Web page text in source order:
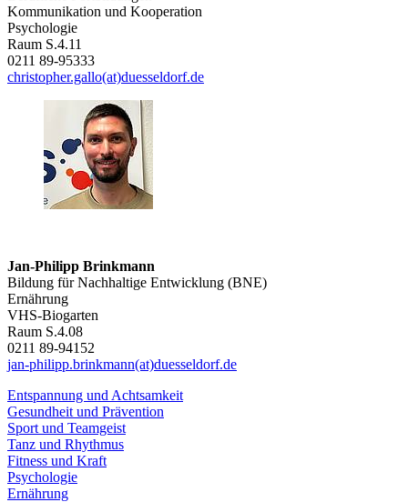
Kommunikation und Kooperation
Psychologie
Raum S.4.11
0211 89-95333
christopher.gallo(at)duesseldorf.de
Jan-Philipp Brinkmann
Bildung für Nachhaltige Entwicklung (BNE)
Ernährung
VHS-Biogarten
Raum S.4.08
0211 89-94152
jan-philipp.brinkmann(at)duesseldorf.de
Entspannung und Achtsamkeit
Gesundheit und Prävention
Sport und Teamgeist
Tanz und Rhythmus
Fitness und Kraft
Psychologie
Ernährung